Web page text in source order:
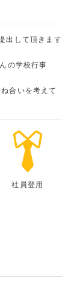
出して頂きます
の学校行事
合いを考えて
社員登用